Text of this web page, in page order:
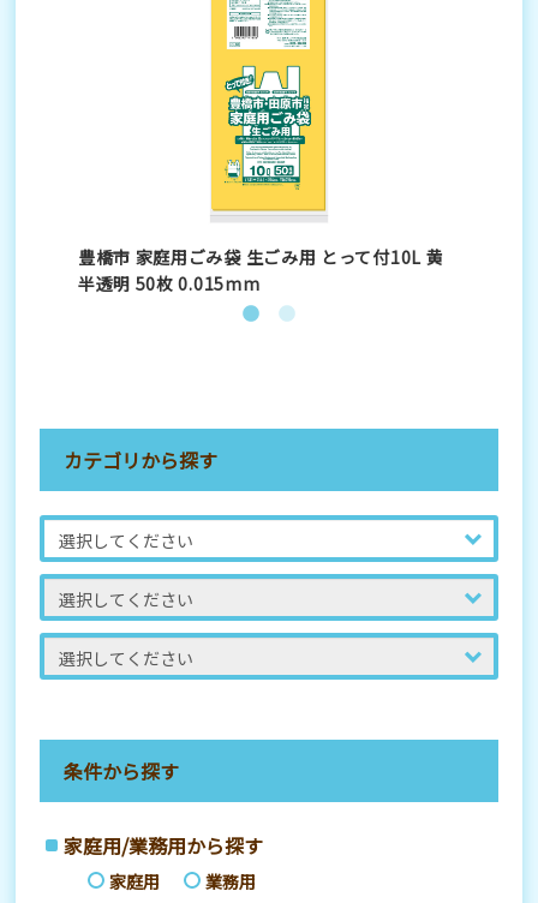
豊橋市 家庭用ごみ袋 生ごみ用 とって付10L 黄
半透明 50枚 0.015mm
カテゴリから探す
条件から探す
家庭用/業務用から探す
家庭用 業務用